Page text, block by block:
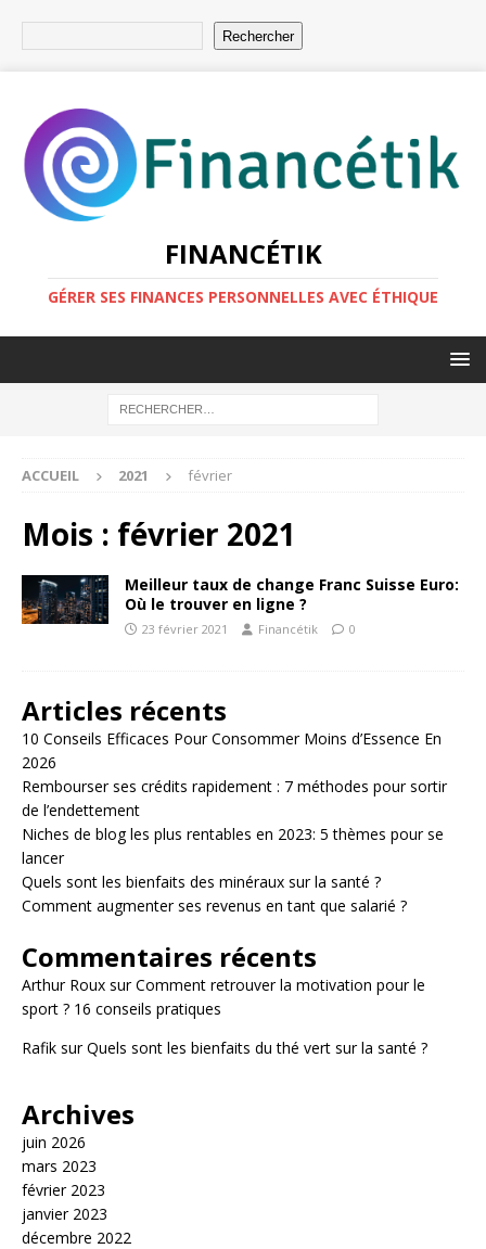
Rechercher
FINANCÉTIK
GÉRER SES FINANCES PERSONNELLES AVEC ÉTHIQUE
ACCUEIL 2021 février
Mois : février 2021
Meilleur taux de change Franc Suisse Euro:
Où le trouver en ligne ?
23 février 2021 Financétik 0
Articles récents
10 Conseils Efficaces Pour Consommer Moins d’Essence En
2026
Rembourser ses crédits rapidement : 7 méthodes pour sortir
de l’endettement
Niches de blog les plus rentables en 2023: 5 thèmes pour se
lancer
Quels sont les bienfaits des minéraux sur la santé ?
Comment augmenter ses revenus en tant que salarié ?
Commentaires récents
Arthur Roux surComment retrouver la motivation pour le
sport ? 16 conseils pratiques
Rafik surQuels sont les bienfaits du thé vert sur la santé ?
Archives
juin 2026
mars 2023
février 2023
janvier 2023
décembre 2022